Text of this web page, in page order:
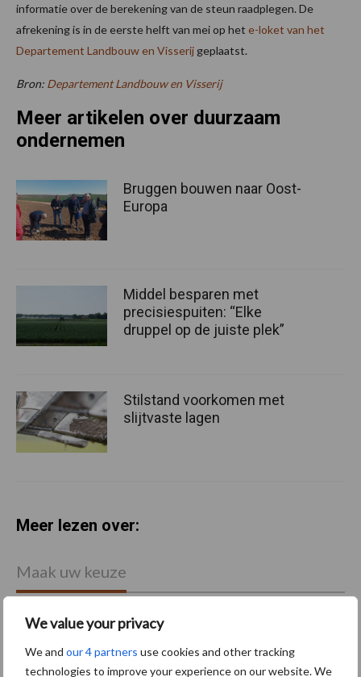
We value your privacy
We and our 4 partners use cookies and other tracking
technologies to improve your experience on our website. We
informatie over de berekening van de steun raadplegen. De
afrekening is in de eerste helft van mei op het e-loket van het
Departement Landbouw en Visserij geplaatst.
Bron: Departement Landbouw en Visserij
Meer artikelen over duurzaam
ondernemen
Bruggen bouwen naar Oost-
Europa
Middel besparen met
precisiespuiten: “Elke
druppel op de juiste plek”
Stilstand voorkomen met
slijtvaste lagen
Meer lezen over:
Maak uw keuze
Machines Duurzaamheid